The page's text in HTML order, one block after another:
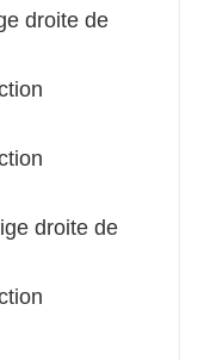
droite de
droite de